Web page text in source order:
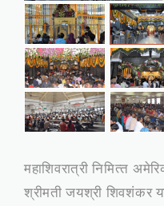
महाशिवरात्री निमित्‍त
श्रीमती जयश्री शिवशंकर